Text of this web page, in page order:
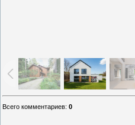
Всего комментариев: 0